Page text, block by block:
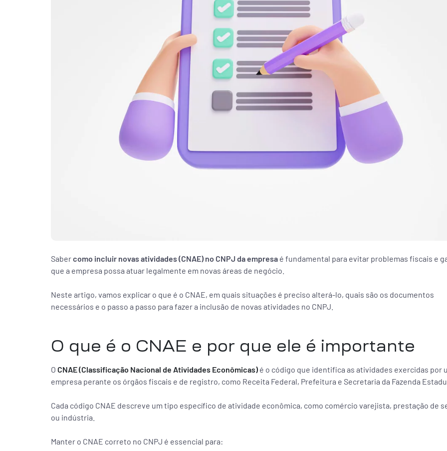
Sabercomo incluir novas atividades (CNAE) no CNPJ da empresa é fundamental para evitar problemas fiscais e
que a empresa possa atuar legalmente em novas áreas de negócio.
Neste artigo, vamos explicar o que é o CNAE, em quais situações é preciso alterá-lo, quais são os documentos
necessários e o passo a passo para fazer a inclusão de novas atividades no CNPJ.
O que é o CNAE e por que ele é importante
O CNAE (Classificação Nacional de Atividades Econômicas) é o código que identifica as atividades exercidas por
empresa perante os órgãos fiscais e de registro, como Receita Federal, Prefeitura e Secretaria da Fazenda
Cada código CNAE descreve um tipo específico de atividade econômica, como comércio varejista, prestação de
ou indústria.
Manter o CNAE correto no CNPJ é essencial para: